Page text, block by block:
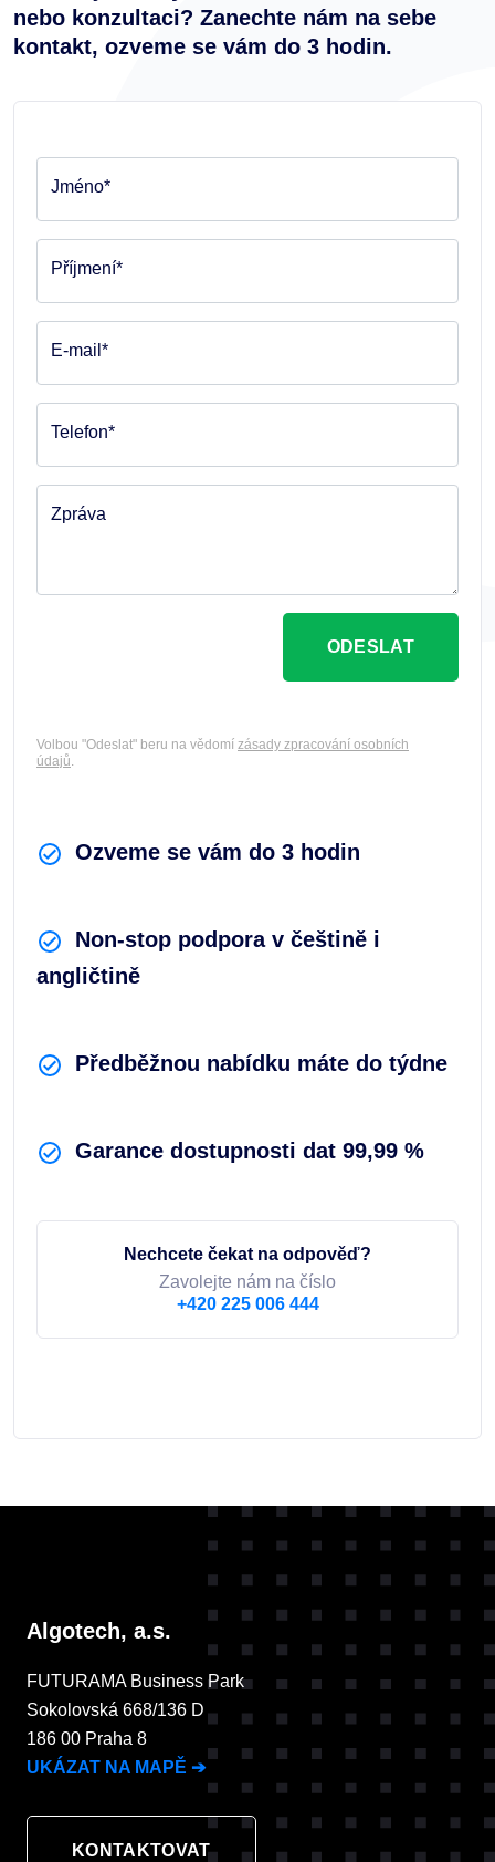
nebo konzultaci? Zanechte nám na sebe
kontakt, ozveme se vám do 3 hodin.
Ozveme se vám do 3 hodin
Non-stop podpora v češtině i
angličtině
Předběžnou nabídku máte do týdne
Garance dostupnosti dat 99,99 %
Nechcete čekat na odpověď?
Zavolejte nám na číslo
+420 225 006 444
Jméno*
Příjmení*
E-mail*
Telefon*
Zpráva
ODESLAT
Volbou "Odeslat" beru na vědomí zásady zpracování osobních
údajů.
Algotech, a.s.
FUTURAMA Business Park
Sokolovská 668/136 D
186 00 Praha 8
UKÁZAT NA MAPĚ ➔
KONTAKTOVAT